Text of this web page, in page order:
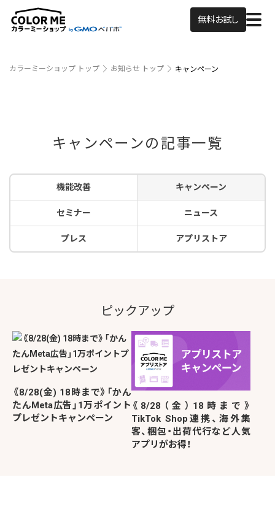
無料お試し
カラーミーショップ トップ お知らせ トップ キャンペーン
キャンペーンの記事一覧
機能改善 キャンペーン
セミナー ニュース
プレス アプリストア
ピックアップ
《8/28(金) 18時まで》「かん
たんMeta広告」1万ポイント
プレゼントキャンペーン
《8/28（金）18時まで》
TikTok Shop連携、海外集
客、梱包・出荷代行など人気
アプリがお得！